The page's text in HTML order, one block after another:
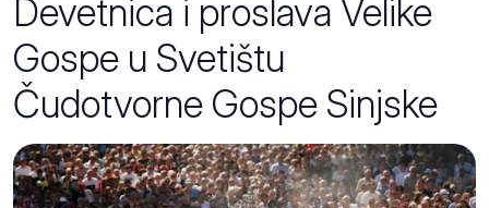
Devetnica i proslava Velike
Gospe u Svetištu
Čudotvorne Gospe Sinjske